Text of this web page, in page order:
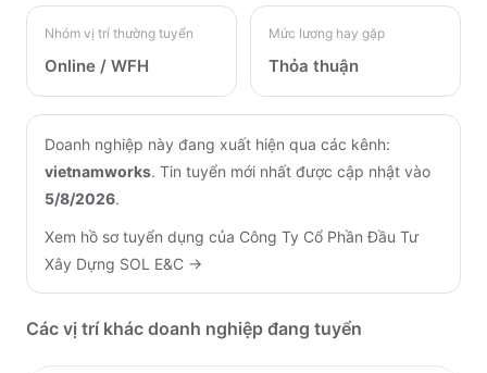
Nhóm vị trí thường tuyển
Online / WFH
Mức lương hay gặp
Thỏa thuận
Doanh nghiệp này đang xuất hiện qua các kênh:
vietnamworks. Tin tuyển mới nhất được cập nhật vào
5/8/2026.
Xem hồ sơ tuyển dụng của Công Ty Cổ Phần Đầu Tư
Xây Dựng SOL E&C →
Các vị trí khác doanh nghiệp đang tuyển